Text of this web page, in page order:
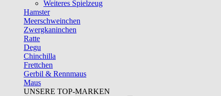
Weiteres Spielzeug
Hamster
Meerschweinchen
Zwergkaninchen
Ratte
Degu
Chinchilla
Frettchen
Gerbil & Rennmaus
Maus
UNSERE TOP-MARKEN